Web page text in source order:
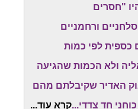
"חסרים
ורחמניים
כספית לפי כמות
ולא הכמות שהגיעה
האדיר שקיבלתם מהם
חד צדדי...קרא עוד...